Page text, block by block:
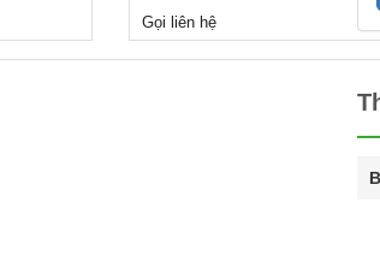
Kết nối ren: 1/2'' (21mm)
Gọi liên hệ